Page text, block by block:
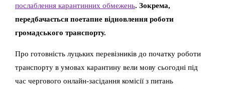
послаблення карантинних обмежень. Зокрема,
передбачається поетапне відновлення роботи
громадського транспорту.
Про готовність луцьких перевізників до початку роботи
транспорту в умовах карантину вели мову сьогодні під
час чергового онлайн-засідання комісії з питань